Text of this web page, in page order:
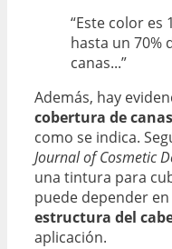
“Este color es
hasta un 70%
canas...”
Además, hay
cobertura de
como se indica.
Journal of Cosmetic
una tintura para
puede depender
estructura del
aplicación.